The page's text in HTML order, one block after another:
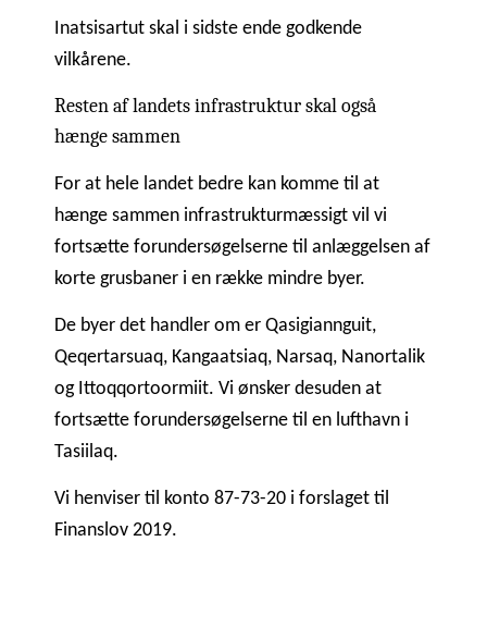
Inatsisartut skal i sidste ende godkende
vilkårene.
Resten af landets infrastruktur skal også
hænge sammen
For at hele landet bedre kan komme til at
hænge sammen infrastrukturmæssigt vil vi
fortsætte forundersøgelserne til anlæggelsen af
korte grusbaner i en række mindre byer.
De byer det handler om er Qasigiannguit,
Qeqertarsuaq, Kangaatsiaq, Narsaq, Nanortalik
og Ittoqqortoormiit. Vi ønsker desuden at
fortsætte forundersøgelserne til en lufthavn i
Tasiilaq.
Vi henviser til konto 87-73-20 i forslaget til
Finanslov 2019.